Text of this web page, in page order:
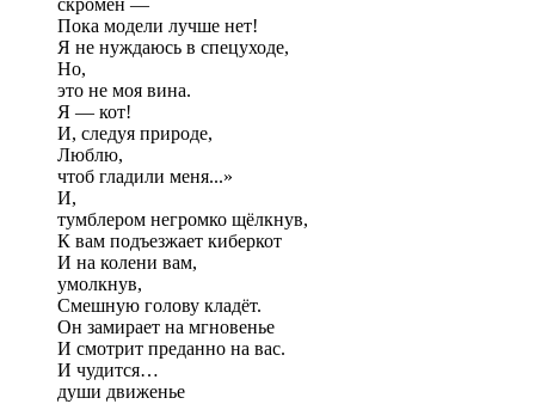
скромен —
Пока модели лучше нет!
Я не нуждаюсь в спецуходе,
Но,
это не моя вина.
Я — кот!
И, следуя природе,
Люблю,
чтоб гладили меня...»
И,
тумблером негромко щёлкнув,
К вам подъезжает киберкот
И на колени вам,
умолкнув,
Смешную голову кладёт.
Он замирает на мгновенье
И смотрит преданно на вас.
И чудится…
души движенье